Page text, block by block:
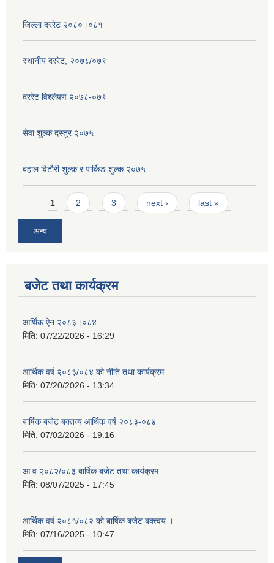
जिल्ला दररेट २०८०।०८१
स्थानीय दररेट, २०७८/०७९
दररेट विश्लेषण २०७८-०७९
सेवा शुल्क दस्तुर २०७५
बहाल विटौरी शुल्क र पार्किङ शुल्क २०७५
Pages
1 2 3 next › last »
अन्य
बजेट तथा कार्यक्रम
आर्थिक ऐन २०८३।०८४
मिति: 07/22/2026 - 16:29
आर्थिक वर्ष २०८३/०८४ को नीति तथा कार्यक्रम
मिति: 07/20/2026 - 13:34
बार्षिक बजेट बक्तव्य आर्थिक वर्ष २०८३-०८४
मिति: 07/02/2026 - 19:16
आ.व २०८२/०८३ बार्षिक बजेट तथा कार्यक्रम
मिति: 08/07/2025 - 17:45
आर्थिक वर्ष २०८१/०८२ को बार्षिक बजेट बक्त्वय ।
मिति: 07/16/2025 - 10:47